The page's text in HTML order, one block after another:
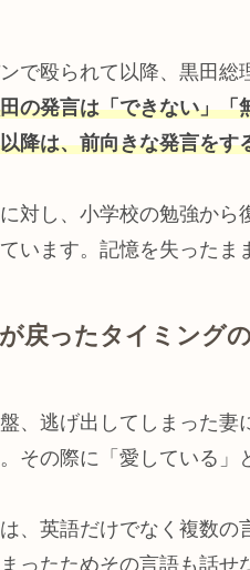
で殴られて以降、黒田総
の発言は「できない」
降は、前向きな発言をす
対し、小学校の勉強から
います。記憶を失ったま
戻ったタイミング
、逃げ出してしまった妻
その際に「愛している」
、英語だけでなく複数の
ったためその言語も話せ